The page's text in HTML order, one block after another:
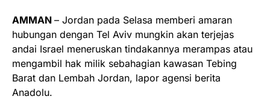
AMMAN – Jordan pada Selasa memberi amaran
hubungan dengan Tel Aviv mungkin akan terjejas
andai Israel meneruskan tindakannya merampas atau
mengambil hak milik sebahagian kawasan Tebing
Barat dan Lembah Jordan, lapor agensi berita
Anadolu.